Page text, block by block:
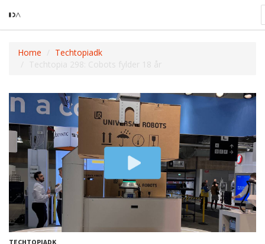
Home
Techtopiadk
Techtopia 298: Cobots fylder 18 år
TECHTOPIADK